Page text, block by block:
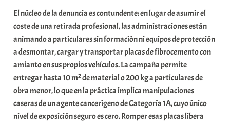
u
n
i
t
a
t
e
a
El núcleo de la denuncia es contundente: en lugar de asumir el
coste de una retirada profesional, las administraciones están
animando a particulares sin formación ni equipos de protección
a desmontar, cargar y transportar placas de fibrocemento con
amianto en sus propios vehículos. La campaña permite
entregar hasta 10 m² de material o 200 kg a particulares de
obra menor, lo que en la práctica implica manipulaciones
caseras de un agente cancerígeno de Categoría 1A, cuyo único
nivel de exposición seguro es cero. Romper esas placas libera